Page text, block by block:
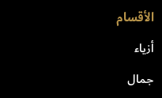
الأقسام
أزياء
جمال